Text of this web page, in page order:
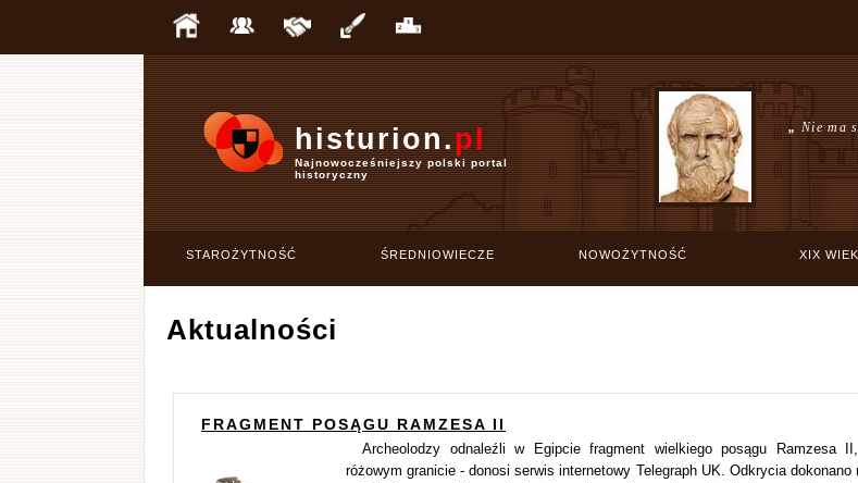
histurion.pl
Najnowocześniejszy polski portal
historyczny
„Nie ma
STAROŻYTNOŚĆ ŚREDNIOWIECZE NOWOŻYTNOŚĆ XIX WIEK
Aktualności
FRAGMENT POSĄGU RAMZESA II
Archeolodzy odnaleźli w Egipcie fragment wielkiego posągu Ramzesa
różowym granicie - donosi serwis internetowy Telegraph UK. Odkrycia dokonano